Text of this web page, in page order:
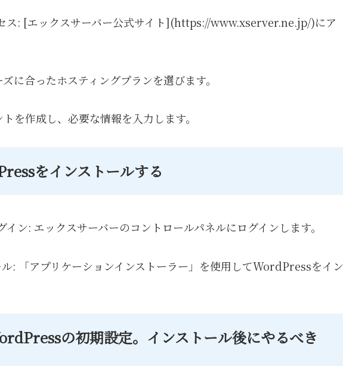
ス: [エックスサーバー公式サイト](https://www.xserver.ne.jp/)にア
に合ったホスティングプランを選びます。
を作成し、必要な情報を入力します。
をインストールする
ン: エックスサーバーのコントロールパネルにログインします。
: 「アプリケーションインストーラー」を使用してWordPressをイン
の初期設定。インストール後にやるべき